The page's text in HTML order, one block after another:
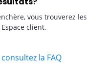
vous trouverez les
client.
la FAQ